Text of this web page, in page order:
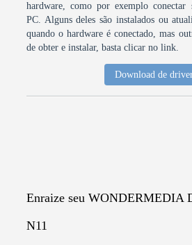
hardware, como por exemplo conectar
PC. Alguns deles são instalados ou
quando o hardware é conectado, mas
de obter e instalar, basta clicar no link.
Download de
Enraize seu WONDERMEDIA
N11